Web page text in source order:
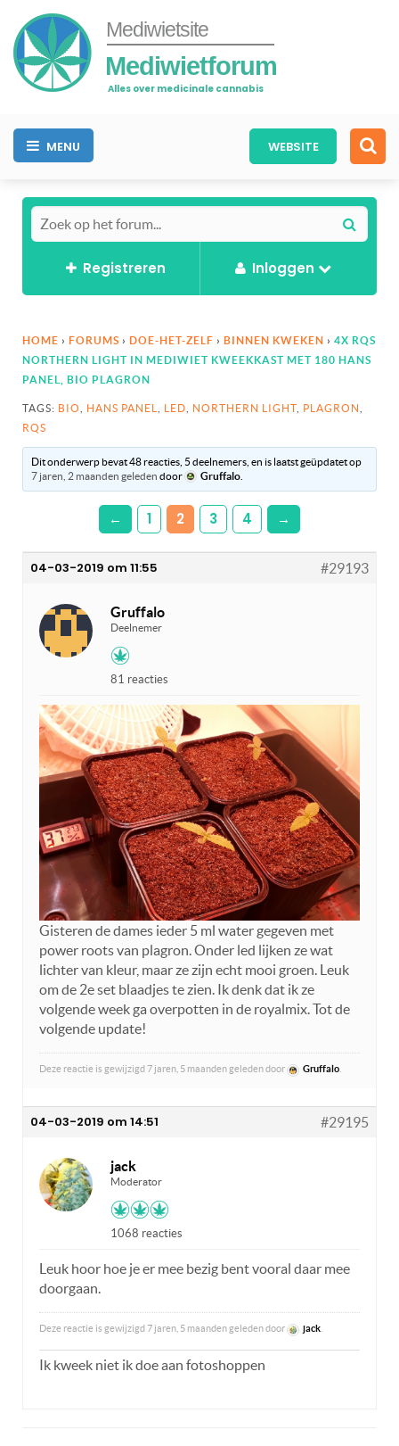
Mediwietsite
Mediwietforum
Alles over medicinale cannabis
MENU WEBSITE
Registreren Inloggen
HOME › FORUMS › DOE-HET-ZELF › BINNEN KWEKEN › 4X RQS
NORTHERN LIGHT IN MEDIWIET KWEEKKAST MET 180 HANS
PANEL, BIO PLAGRON
TAGS: BIO HANS PANEL LED NORTHERN LIGHT PLAGRON
RQS
Dit onderwerp bevat 48 reacties, 5 deelnemers, en is laatst geüpdatet op
7 jaren, 2 maanden geleden door Gruffalo
← 1 2 3 4 →
04-03-2019 om 11:55 #29193
Gruffalo
Deelnemer
81 reacties
Gisteren de dames ieder 5 ml water gegeven met
power roots van plagron. Onder led lijken ze wat
lichter van kleur, maar ze zijn echt mooi groen. Leuk
om de 2e set blaadjes te zien. Ik denk dat ik ze
volgende week ga overpotten in de royalmix. Tot de
volgende update!
Deze reactie is gewijzigd 7 jaren, 5 maanden geleden door Gruffalo
04-03-2019 om 14:51 #29195
jack
Moderator
1068 reacties
Leuk hoor hoe je er mee bezig bent vooral daar mee
doorgaan.
Deze reactie is gewijzigd 7 jaren, 5 maanden geleden door jack
Ik kweek niet ik doe aan fotoshoppen